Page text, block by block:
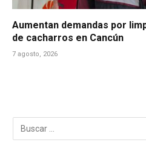
Aumentan demandas por
de cacharros en Cancún
7 agosto, 2026